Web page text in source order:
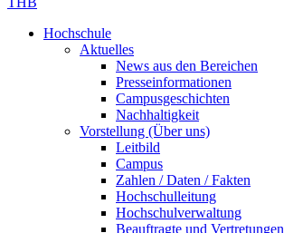
Hochschule
Aktuelles
News aus den Bereichen
Presseinformationen
Campusgeschichten
Nachhaltigkeit
Vorstellung (Über uns)
Leitbild
Campus
Zahlen / Daten / Fakten
Hochschulleitung
Hochschulverwaltung
Beauftragte und Vertretungen